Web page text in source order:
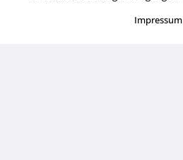
Impressum